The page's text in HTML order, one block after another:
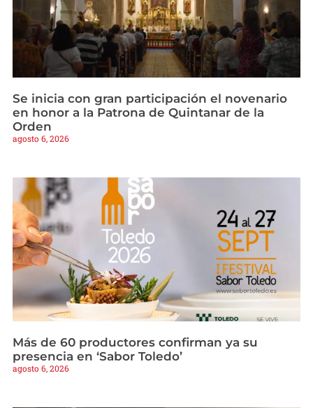
Se inicia con gran participación el novenario
en honor a la Patrona de Quintanar de la
Orden
agosto 6, 2026
Más de 60 productores confirman ya su
presencia en ‘Sabor Toledo’
agosto 6, 2026